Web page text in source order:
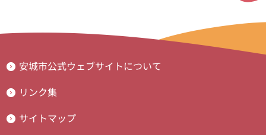
安城市公式ウェブサイトについて
リンク集
サイトマップ